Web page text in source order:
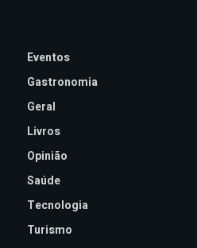
Eventos
Gastronomia
Geral
Livros
Opinião
Saúde
Tecnologia
Turismo